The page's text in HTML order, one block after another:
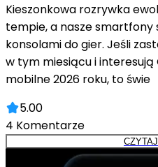
Kieszonkowa rozrywka
tempie, a nasze smartfony
konsolami do gier. Jeśli
w tym miesiącu i interesują
mobilne 2026 roku, to świe
5.00
4 Komentarze